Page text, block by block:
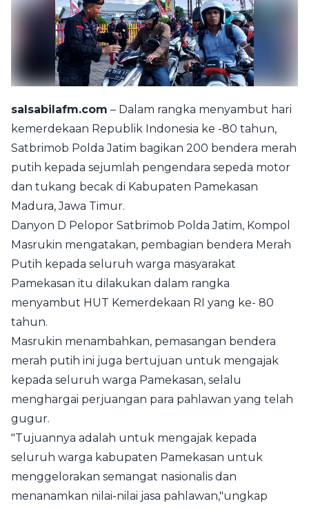
salsabilafm.com – Dalam rangka menyambut hari
kemerdekaan Republik Indonesia ke -80 tahun,
Satbrimob Polda Jatim bagikan 200 bendera merah
putih kepada sejumlah pengendara sepeda motor
dan tukang becak di Kabupaten Pamekasan
Madura, Jawa Timur.
Danyon D Pelopor Satbrimob Polda Jatim, Kompol
Masrukin mengatakan, pembagian bendera Merah
Putih kepada seluruh warga masyarakat
Pamekasan itu dilakukan dalam rangka
menyambut HUT Kemerdekaan RI yang ke- 80
tahun.
Masrukin menambahkan, pemasangan bendera
merah putih ini juga bertujuan untuk mengajak
kepada seluruh warga Pamekasan, selalu
menghargai perjuangan para pahlawan yang telah
gugur.
"Tujuannya adalah untuk mengajak kepada
seluruh warga kabupaten Pamekasan untuk
menggelorakan semangat nasionalis dan
menanamkan nilai-nilai jasa pahlawan,"ungkap